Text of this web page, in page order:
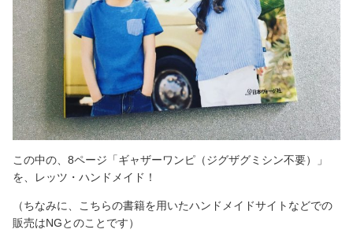
この中の、8ページ「ギャザーワンピ（ジグザグミシン不要）」
を、レッツ・ハンドメイド！
（ちなみに、こちらの書籍を用いたハンドメイドサイトなどでの
販売はNGとのことです）